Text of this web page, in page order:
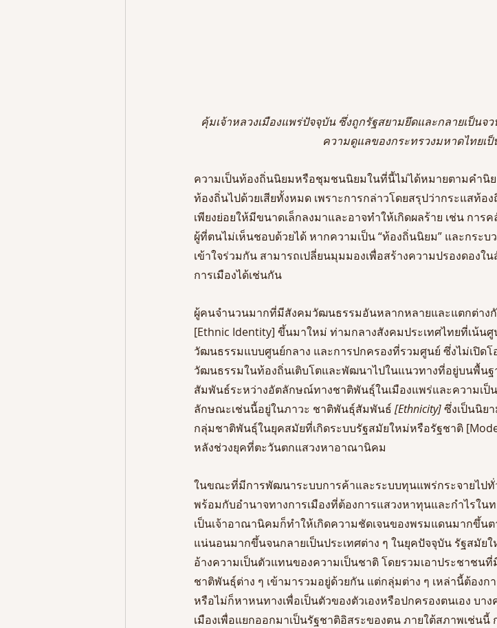
คุ้มเจ้าหลวงเมืองแพร่ปัจจุบัน ซึ่งถูกรัฐสยามยึดและกลายเป็น
ความดูแลของกระทรวงมหาดไทยเ
ความเป็นท้องถิ่นนิยมหรือชุมชนนิยมในที่นี้ไม่ได้หมายตามคำนิ
ท้องถิ่นไปด้วยเสียทั้งหมด เพราะการกล่าวโดยสรุปว่ากระแสท้
เพียงย่อยให้มีขนาดเล็กลงมาและอาจทำให้เกิดผลร้าย เช่น กา
ผู้ที่ตนไม่เห็นชอบด้วยได้ หากความเป็น “ท้องถิ่นนิยม” และกระ
เข้าใจร่วมกัน สามารถเปลี่ยนมุมมองเพื่อสร้างความปรองดอง
การเมืองได้เช่นกัน
ผู้คนจำนวนมากที่มีสังคมวัฒนธรรมอันหลากหลายและแตกต่าง
[Ethnic Identity] ขึ้นมาใหม่ ท่ามกลางสังคมประเทศไทยที่เน้นศู
วัฒนธรรมแบบศูนย์กลาง และการปกครองที่รวมศูนย์ ซึ่งไม่เปิด
วัฒนธรรมในท้องถิ่นเติบโตและพัฒนาไปในแนวทางที่อยู่บนพื้นฐ
สัมพันธ์ระหว่างอัตลักษณ์ทางชาติพันธุ์ในเมืองแพร่และความเป็
ลักษณะเช่นนี้อยู่ในภาวะ ชาติพันธุ์สัมพันธ์ [Ethnicity] ซึ่งเป็นนิย
กลุ่มชาติพันธุ์ในยุคสมัยที่เกิดระบบรัฐสมัยใหม่หรือรัฐชาติ
หลังช่วงยุคที่ตะวันตกแสวงหาอาณานิคม
ในขณะที่มีการพัฒนาระบบการค้าและระบบทุนแพร่กระจายไป
พร้อมกับอำนาจทางการเมืองที่ต้องการแสวงหาทุนและกำไรใ
เป็นเจ้าอาณานิคมก็ทำให้เกิดความชัดเจนของพรมแดนมากขึ้น
แน่นอนมากขึ้นจนกลายเป็นประเทศต่าง ๆ ในยุคปัจจุบัน รัฐสมัย
อ้างความเป็นตัวแทนของความเป็นชาติ โดยรวมเอาประชาช
ชาติพันธุ์ต่าง ๆ เข้ามารวมอยู่ด้วยกัน แต่กลุ่มต่าง ๆ เหล่านี้ต้อง
หรือไม่ก็หาหนทางเพื่อเป็นตัวของตัวเองหรือปกครองตนเอง บาง
เมืองเพื่อแยกออกมาเป็นรัฐชาติอิสระของตน ภายใต้สภาพเช่น